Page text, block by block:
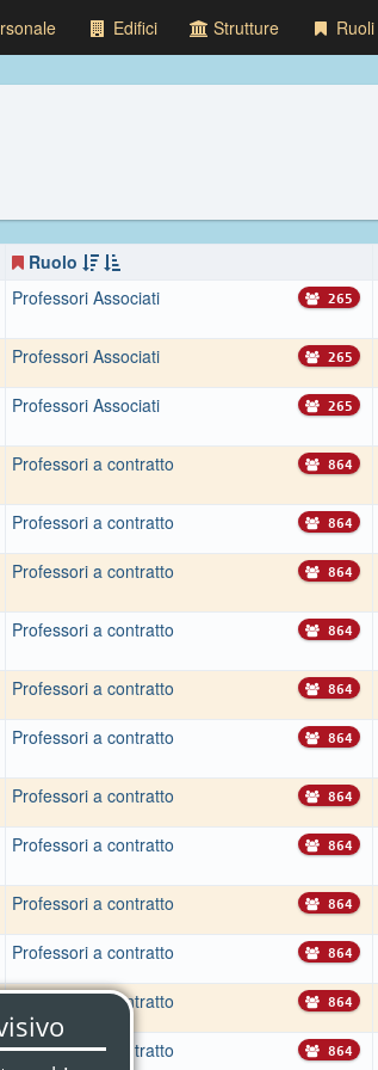
Edifici Strutture Ruoli
Ruolo
Professori Associati 265
Professori Associati 265
Professori Associati 265
Professori a contratto 864
Professori a contratto 864
Professori a contratto 864
Professori a contratto 864
Professori a contratto 864
Professori a contratto 864
Professori a contratto 864
Professori a contratto 864
Professori a contratto 864
Professori a contratto 864
Professori a contratto 864
Professori a contratto 864